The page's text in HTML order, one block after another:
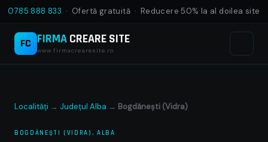
0785 888 833 · Ofertă gratuită · Reducere 50% la al doilea site
FC FIRMACREARE SITE
www.firmacrearesite.ro
Localități → Județul Alba → Bogdăneşti (Vidra)
BOGDĂNEŞTI (VIDRA), ALBA